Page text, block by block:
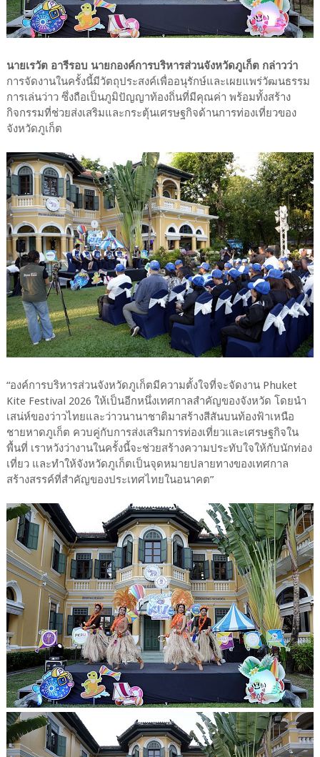
นายเรวัต อารีรอบ นายกองค์การบริหารส่วนจังหวัดภูเก็ต กล่าวว่า
การจัดงานในครั้งนี้มีวัตถุประสงค์เพื่ออนุรักษ์และเผยแพร่วัฒนธรรม
การเล่นว่าว ซึ่งถือเป็นภูมิปัญญาท้องถิ่นที่มีคุณค่า พร้อมทั้งสร้าง
กิจกรรมที่ช่วยส่งเสริมและกระตุ้นเศรษฐกิจด้านการท่องเที่ยวของ
จังหวัดภูเก็ต
“องค์การบริหารส่วนจังหวัดภูเก็ตมีความตั้งใจที่จะจัดงาน Phuket
Kite Festival 2026 ให้เป็นอีกหนึ่งเทศกาลสำคัญของจังหวัด โดยนำ
เสน่ห์ของว่าวไทยและว่าวนานาชาติมาสร้างสีสันบนท้องฟ้าเหนือ
ชายหาดภูเก็ต ควบคู่กับการส่งเสริมการท่องเที่ยวและเศรษฐกิจใน
พื้นที่ เราหวังว่างานในครั้งนี้จะช่วยสร้างความประทับใจให้กับนักท่อง
เที่ยว และทำให้จังหวัดภูเก็ตเป็นจุดหมายปลายทางของเทศกาล
สร้างสรรค์ที่สำคัญของประเทศไทยในอนาคต”